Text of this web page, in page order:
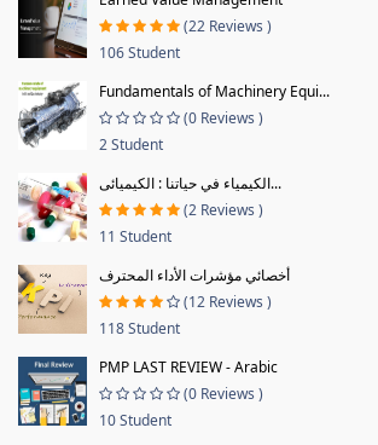
(22 Reviews )
106 Student
Fundamentals of Machinery Equi...
(0 Reviews )
2 Student
الكيمياء في حياتنا : الكيميائى...
(2 Reviews )
11 Student
أخصائي مؤشرات الأداء المحترف
(12 Reviews )
118 Student
PMP LAST REVIEW - Arabic
(0 Reviews )
10 Student